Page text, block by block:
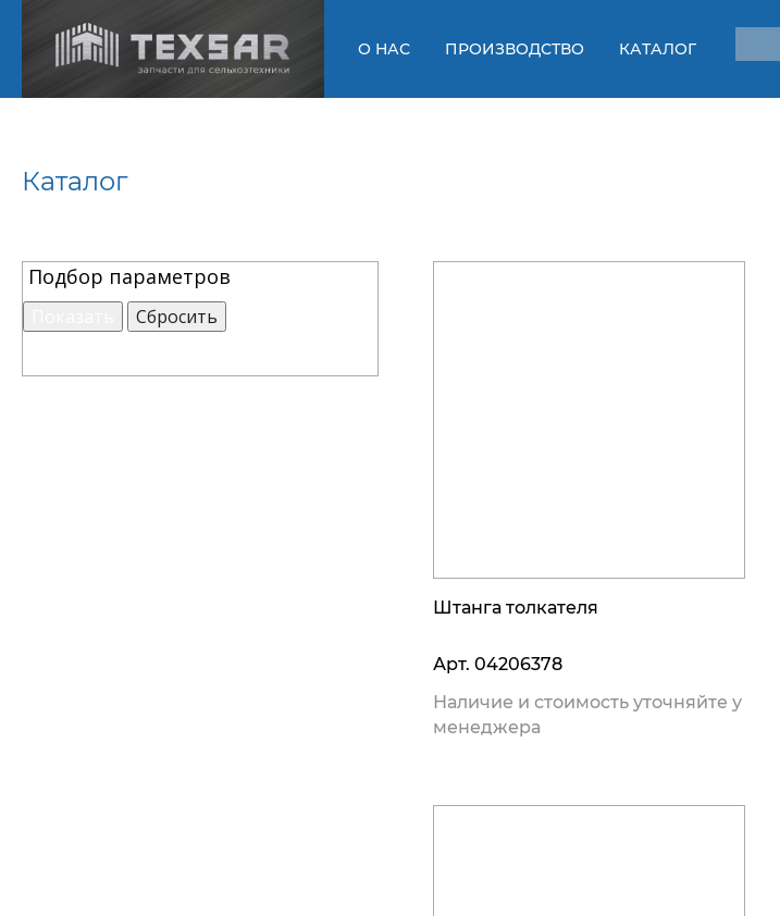
О НАС ПРОИЗВОДСТВО КАТАЛОГ
Каталог
Подбор параметров
Штанга толкателя
Арт.04206378
Наличие и стоимость уточняйте у
менеджера